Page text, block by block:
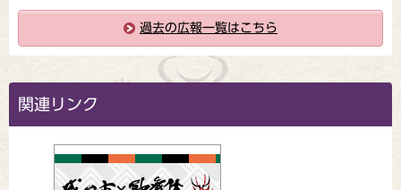
過去の広報一覧はこちら
関連リンク